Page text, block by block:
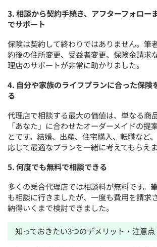
3. 相談から契約手続き、アフターフォロー
でサポート
保険は契約して終わりではありません。筆
約後の住所変更、受益者変更、保険金請求
理店のサポートが非常に助かりました。
4. 自分や家族のライフプランに合った保険
る
代理店で相談する最大の価値は、単なる商
「あなた」に合わせたオーダーメイドの提
とです。結婚、出産、住宅購入、転職など
応じて最適なプランを一緒に考えてもらえま
5. 何度でも無料で相談できる
多くの乗合代理店では相談料が無料です。
も相談に行きましたが、一度も費用を請求
納得いくまで検討できました。
知っておきたい3つのデメリット・注意点